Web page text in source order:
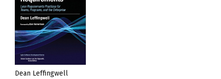
Dean Leffingwell